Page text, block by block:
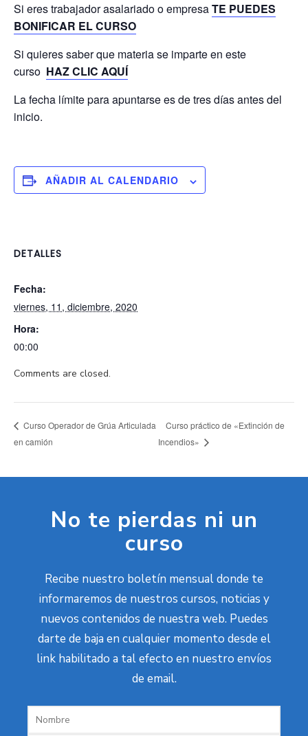
Si eres trabajador asalariado o empresaTE PUEDES
BONIFICAR EL CURSO
Si quieres saber que materia se imparte en este
curso HAZ CLIC AQUÍ
La fecha límite para apuntarse es de tres días antes del
inicio.
AÑADIR AL CALENDARIO
DETALLES
Fecha:
viernes, 11, diciembre, 2020
Hora:
00:00
Comments are closed.
Curso Operador de Grúa Articulada
en camión
Curso práctico de «Extinción de
Incendios»
No te pierdas ni un
curso
Recibe nuestro boletín mensual donde te
informaremos de nuestros cursos, noticias y
nuevos contenidos de nuestra web. Puedes
darte de baja en cualquier momento desde el
link habilitado a tal efecto en nuestro envíos
de email.